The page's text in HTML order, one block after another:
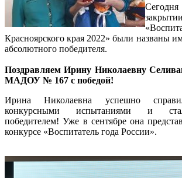
Сегодня
Красноярского края 2022» были названы
абсолютного победителя.
Поздравляем Ирину Николаевну
МАДОУ № 167 с победой!
Ирина Николаевна успешно
конкурсными испытаниями и
победителем! Уже в сентябре она
конкурсе «Воспитатель года России».